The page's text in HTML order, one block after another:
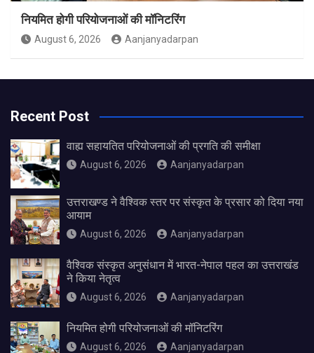
नियमित होगी परियोजनाओं की मॉनिटरिंग
August 6, 2026 Aanjanyadarpan
Recent Post
वाह्य सहायतित परियोजनाओं की प्रगति की समीक्षा
August 6, 2026 Aanjanyadarpan
उत्तराखण्ड ने वैश्विक स्तर पर संस्कृत के प्रसार को दिया नया
आयाम
August 6, 2026 Aanjanyadarpan
वैश्विक संस्कृत अनुसंधान में भारत-नेपाल पहल का उत्तराखंड
ने किया नेतृत्व
August 6, 2026 Aanjanyadarpan
नियमित होगी परियोजनाओं की मॉनिटरिंग
August 6, 2026 Aanjanyadarpan